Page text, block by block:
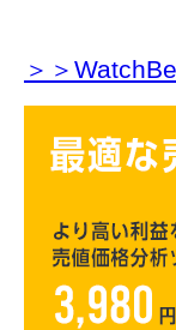
＞＞